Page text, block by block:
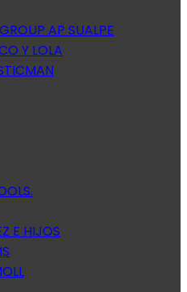
AP SUALPE
Y LOLA
E HIJOS